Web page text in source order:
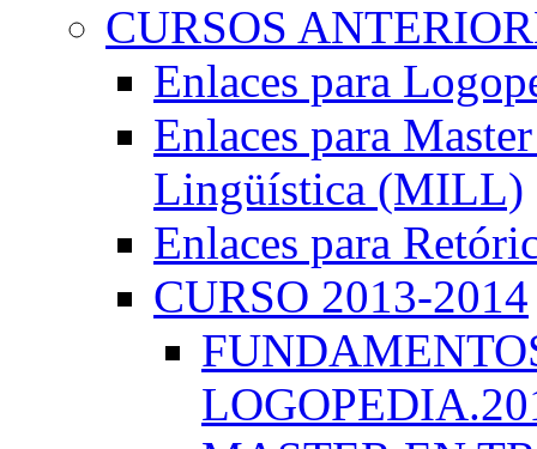
CURSOS
Enlaces para
Enlaces para
Lingüística (MILL)
Enlaces para
CURSO 2013-2014